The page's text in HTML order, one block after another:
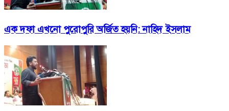
এক দফা এখনো পুরোপুরি অর্জিত হয়নি: নাহিদ ইসলাম